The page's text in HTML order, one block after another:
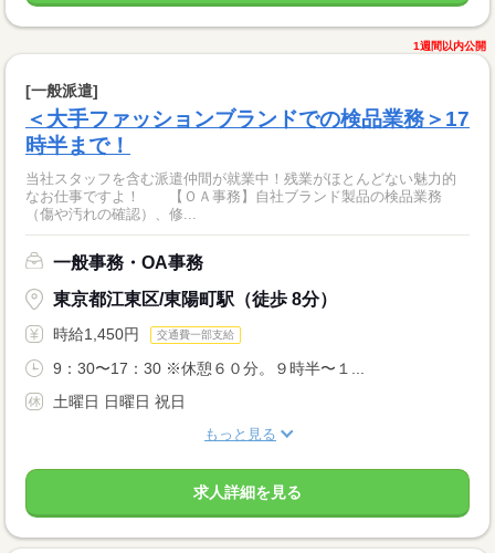
1週間以内公開
[一般派遣]
＜大手ファッションブランドでの検品業務＞17
時半まで！
当社スタッフを含む派遣仲間が就業中！残業がほとんどない魅力的
なお仕事ですよ！ 【ＯＡ事務】自社ブランド製品の検品業務
（傷や汚れの確認）、修...
一般事務・OA事務
東京都江東区/東陽町駅（徒歩 8分）
時給1,450円 交通費一部支給
9：30〜17：30 ※休憩６０分。９時半〜１...
土曜日 日曜日 祝日
もっと見る
求人詳細を見る